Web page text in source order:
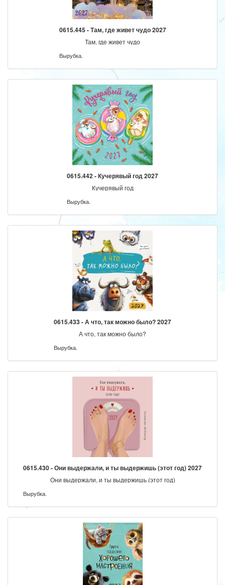
0615.445 - Там, где живет чудо 2027
Там, где живет чудо
Вырубка.
0615.442 - Кучерявый год 2027
Кучерявый год
Вырубка.
0615.433 - А что, так можно было? 2027
А что, так можно было?
Вырубка.
0615.430 - Они выдержали, и ты выдержишь (этот год) 2027
Они выдержали, и ты выдержишь (этот год)
Вырубка.